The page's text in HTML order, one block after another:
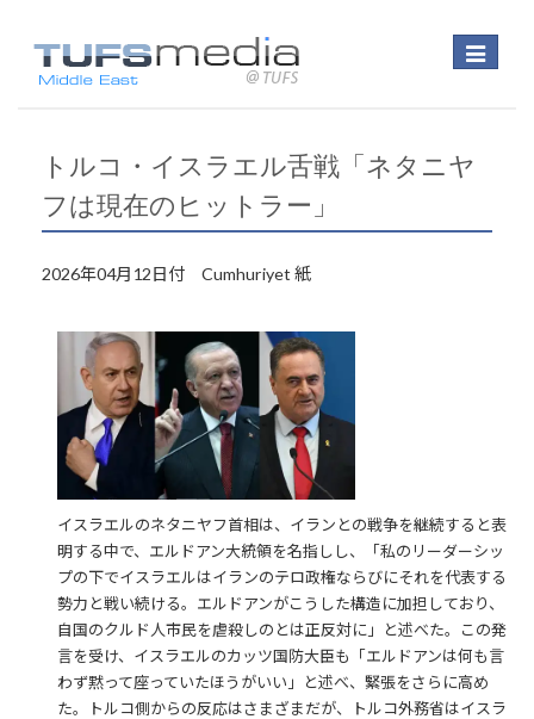
Toggle
トルコ・イスラエル舌戦「ネタニヤ
フは現在のヒットラー」
2026年04月12日付 Cumhuriyet 紙
イスラエルのネタニヤフ首相は、イランとの戦争を継続すると表
明する中で、エルドアン大統領を名指しし、「私のリーダーシッ
プの下でイスラエルはイランのテロ政権ならびにそれを代表する
勢力と戦い続ける。エルドアンがこうした構造に加担しており、
自国のクルド人市民を虐殺しのとは正反対に」と述べた。この発
言を受け、イスラエルのカッツ国防大臣も「エルドアンは何も言
わず黙って座っていたほうがいい」と述べ、緊張をさらに高め
た。トルコ側からの反応はさまざまだが、トルコ外務省はイスラ